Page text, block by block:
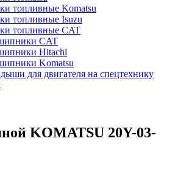
топливные Komatsu
топливные Isuzu
топливные CAT
CAT
Hitachi
Komatsu
для двигателя на спецтехнику
KOMATSU 20Y-03-